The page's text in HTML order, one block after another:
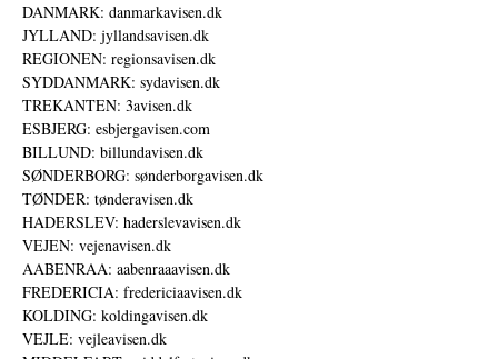
DANMARK: danmarkavisen.dk
JYLLAND: jyllandsavisen.dk
REGIONEN: regionsavisen.dk
SYDDANMARK: sydavisen.dk
TREKANTEN: 3avisen.dk
ESBJERG: esbjergavisen.com
BILLUND: billundavisen.dk
SØNDERBORG: sønderborgavisen.dk
TØNDER: tønderavisen.dk
HADERSLEV: haderslevavisen.dk
VEJEN: vejenavisen.dk
AABENRAA: aabenraaavisen.dk
FREDERICIA: fredericiaavisen.dk
KOLDING: koldingavisen.dk
VEJLE: vejleavisen.dk